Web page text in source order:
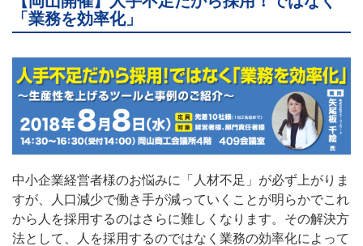
「業務を効率化」
中小企業経営者様のお悩みに「人材不足」が必ず上がりま
すが、人口減少で働き手が減っていくことが明らかでこれ
から人を採用するのはさらに難しくなります。その解決方
法として、人を採用するのではなく業務の効率化によって